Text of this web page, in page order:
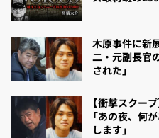
木原事件に新
二・元副長官
された」
【衝撃スクー
「あの夜、何
します」